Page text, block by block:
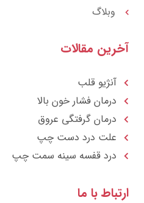
وبلاگ
مقالات
آنژیو قلب
درمان فشار خون بالا
درمان گرفتگی عروق
علت درد دست چپ
درد قفسه سينه سمت چپ
با ما